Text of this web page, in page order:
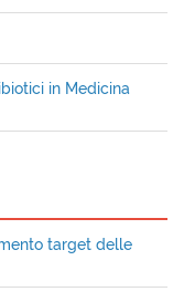
in Medicina
target delle